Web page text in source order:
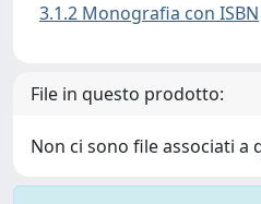
3.1.2 Monografia con ISBN
File in questo prodotto:
Non ci sono file associati a